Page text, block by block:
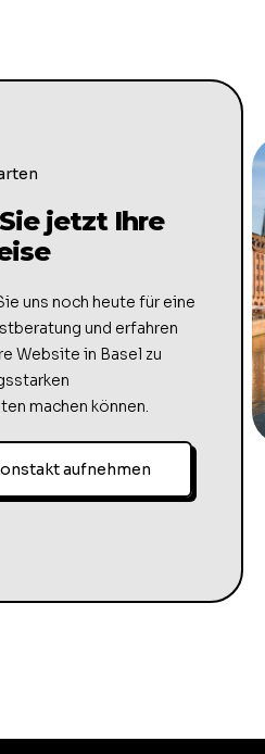
jetzt Ihre
uns noch heute für eine
und erfahren
Website in Basel zu
machen können.
aufnehmen